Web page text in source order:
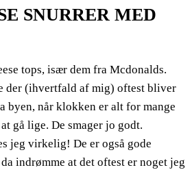
SNURRER MED
tops, især dem fra Mcdonalds.
der (ihvertfald af mig) oftest bliver
byen, når klokken er alt for mange
gå lige. De smager jo godt.
jeg virkelig! De er også gode
indrømme at det oftest er noget jeg